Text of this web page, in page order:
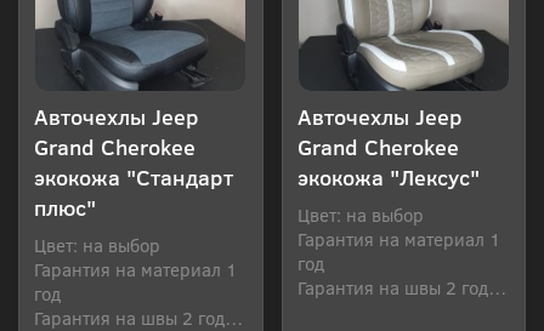
Авточехлы Jeep
Grand Cherokee
экокожа "Стандарт
плюс"
Цвет: на выбор
Гарантия на материал 1
год
Гарантия на швы 2 года
Авточехлы Jeep
Grand Cherokee
экокожа "Лексус"
Цвет: на выбор
Гарантия на материал 1
год
Гарантия на швы 2 года